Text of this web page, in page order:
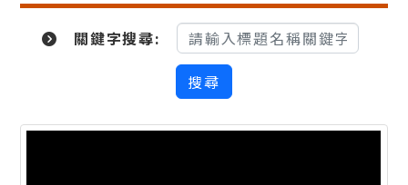
關鍵字搜尋: